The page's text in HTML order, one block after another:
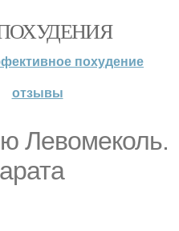
похудение
отзывы
Левомеколь.